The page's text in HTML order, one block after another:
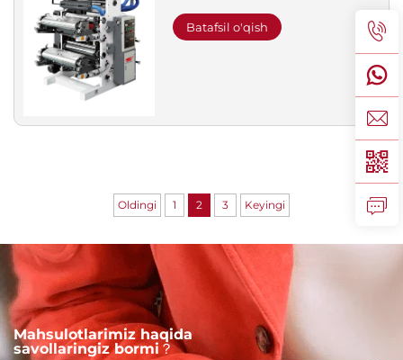
Batafsil o'qish
Oldingi 1 2 3 Keyingi
Mahsulotlarimiz haqida
savollaringiz bormi？